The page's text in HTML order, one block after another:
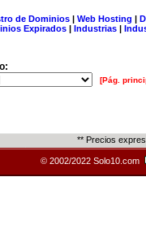
de Dominios| Web Hosting |
Expirados | Industrias |
[Pág.
** Precios
© 2002/2022 Solo10.com